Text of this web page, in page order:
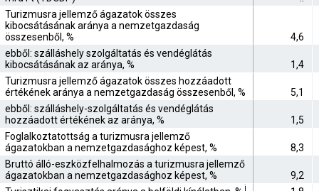
Turizmusra jellemző ágazatok összes
kibocsátásának aránya a nemzetgazdaság
összesenből, %
4,6
ebből: szálláshely szolgáltatás és vendéglátás
kibocsátásának az aránya, %
1,4
Turizmusra jellemző ágazatok összes hozzáadott
értékének aránya a nemzetgazdaság összesenből, %
5,1
ebből: szálláshely-szolgáltatás és vendéglátás
hozzáadott értékének az aránya, %
1,5
Foglalkoztatottság a turizmusra jellemző
ágazatokban a nemzetgazdasághoz képest, %
8,3
Bruttó álló-eszközfelhalmozás a turizmusra jellemző
ágazatokban a nemzetgazdasághoz képest, %
9,2
j